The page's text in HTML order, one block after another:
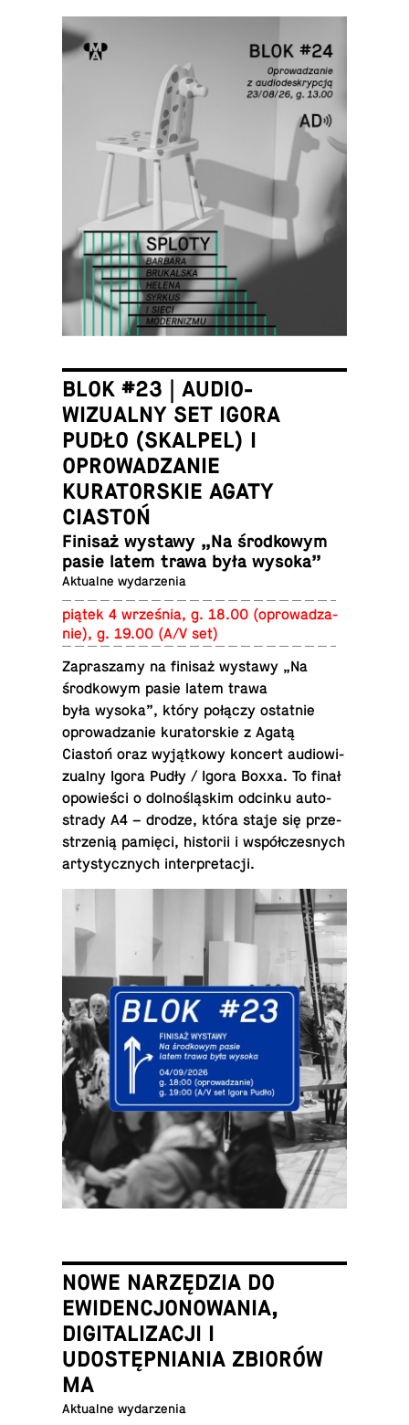
BLOK #23 | AUDIO-
WIZUALNY SET IGORA
PUDŁO (SKALPEL) I
OPROWADZANIE
KURATORSKIE AGATY
CIASTOŃ
Finisaż wystawy „Na środ­ko­wym
pasie latem trawa była wysoka”
Ak­tu­al­ne wydarzenia
piątek 4 wrze­śnia, g. 18.00 (opro­wa­dza­
nie), g. 19.00 (A/V set)
Za­pra­sza­my na finisaż wystawy „Na
środ­ko­wym pasie latem trawa
była wysoka”, który połączy ostat­nie
opro­wa­dza­nie ku­ra­tor­skie z Agatą
Ciastoń oraz wy­jąt­ko­wy koncert au­dio­wi­
zu­al­ny Igora Pudły / Igora Boxxa. To finał
opo­wie­ści o dol­no­ślą­skim odcinku au­to­
stra­dy A4 – drodze, która staje się prze­
strze­nią pamięci, hi­sto­rii i współ­cze­snych
ar­ty­stycz­nych interpretacji.
NOWE NARZĘDZIA DO
EWIDENCJONOWANIA,
DIGITALIZACJI I
UDOSTĘPNIANIA ZBIORÓW
MA
Ak­tu­al­ne wydarzenia